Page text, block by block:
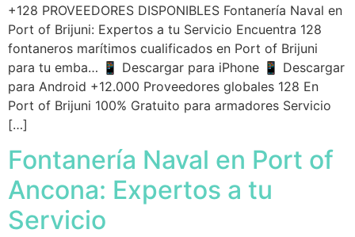
+128 PROVEEDORES DISPONIBLES Fontanería Naval en
Port of Brijuni: Expertos a tu Servicio Encuentra 128
fontaneros marítimos cualificados en Port of Brijuni
para tu emba… 📱 Descargar para iPhone 📱 Descargar
para Android +12.000 Proveedores globales 128 En
Port of Brijuni 100% Gratuito para armadores Servicio
[…]
Fontanería Naval en Port of
Ancona: Expertos a tu
Servicio